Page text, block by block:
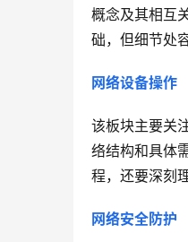
概念及其相互
础，但细节处
网络设备操作
该板块主要关
络结构和具体
程，还要深刻
网络安全防护